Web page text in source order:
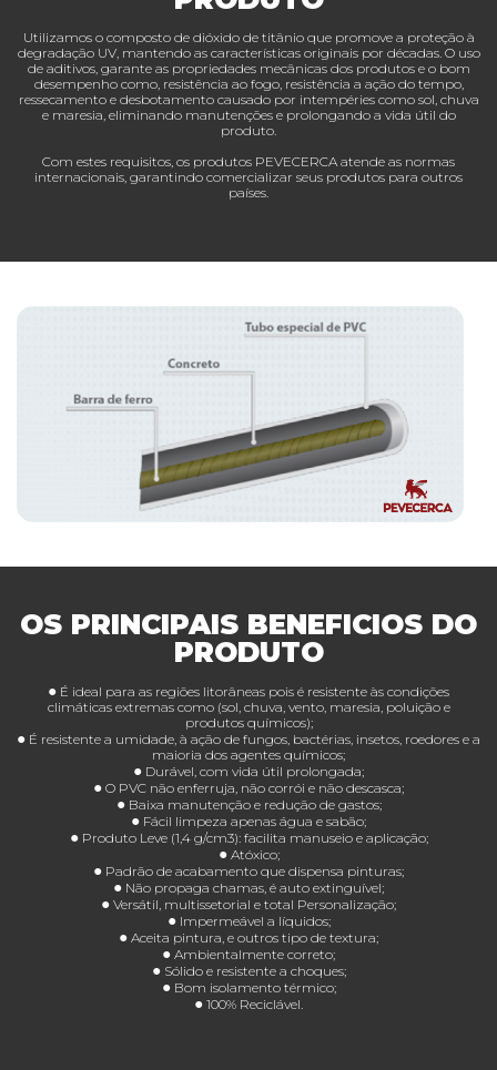
Utilizamos o composto de dióxido de titânio que promove a proteção à
degradação UV, mantendo as características originais por décadas. O uso
de aditivos, garante as propriedades mecânicas dos produtos e o bom
desempenho como, resistência ao fogo, resistência a ação do tempo,
ressecamento e desbotamento causado por intempéries como sol, chuva
e maresia, eliminando manutenções e prolongando a vida útil do
produto.
Com estes requisitos, os produtos PEVECERCA atende as normas
internacionais, garantindo comercializar seus produtos para outros
países.
OS PRINCIPAIS BENEFICIOS DO
PRODUTO
● É ideal para as regiões litorâneas pois é resistente às condições
climáticas extremas como (sol, chuva, vento, maresia, poluição e
produtos químicos);
● É resistente a umidade, à ação de fungos, bactérias, insetos, roedores e a
maioria dos agentes químicos;
● Durável, com vida útil prolongada;
● O PVC não enferruja, não corrói e não descasca;
●Baixa manutenção e redução de gastos;
● Fácil limpeza apenas água e sabão;
●Produto Leve (1,4 g/cm3): facilita manuseio e aplicação;
●Atóxico;
● Padrão de acabamento que dispensa pinturas;
● Não propaga chamas, é auto extinguível;
● Versátil, multissetorial e total Personalização;
●Impermeável a líquidos;
● Aceita pintura, e outros tipo de textura;
● Ambientalmente correto;
●Sólido e resistente a choques;
●Bom isolamento térmico;
● 100% Reciclável.